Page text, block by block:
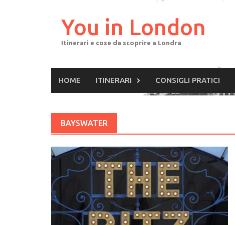
You in London
Itinerari e cose da scoprire a Londra
HOME ITINERARI CONSIGLI PRATICI
BAYSWATER